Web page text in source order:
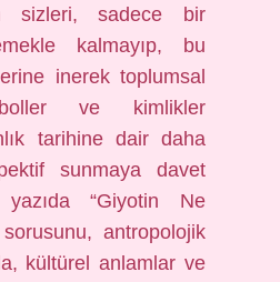
sizleri, sadece bir
kalmayıp, bu
inerek toplumsal
ve kimlikler
tarihine dair daha
sunmaya davet
“Giyotin Ne
antropolojik
kültürel anlamlar ve